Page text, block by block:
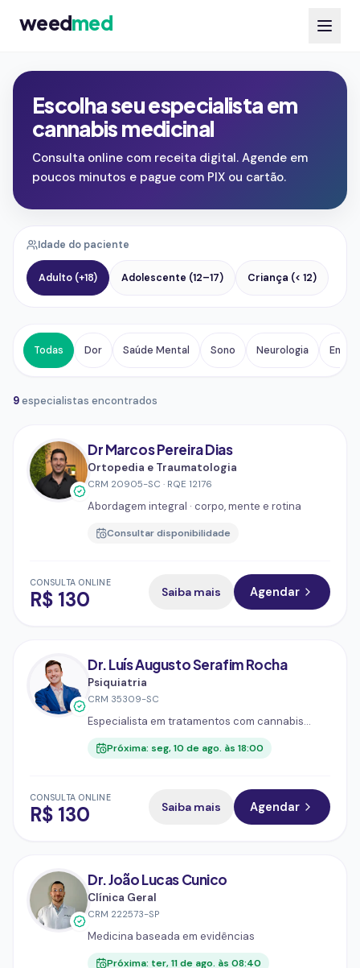
weedmed
Escolha seu especialista em
cannabis medicinal
Consulta online com receita digital. Agende em
poucos minutos e pague com PIX ou cartão.
Idade do paciente
Adulto (+18) Adolescente (12–17) Criança (< 12)
Todas Dor Saúde Mental Sono Neurologia
9especialistas encontrados
Dr Marcos Pereira Dias
Ortopedia e Traumatologia
CRM 20905-SC · RQE 12176
Abordagem integral · corpo, mente e rotina
Consultar disponibilidade
CONSULTA ONLINE
R$ 130 Saiba mais Agendar
Dr. Luís Augusto Serafim Rocha
Psiquiatria
CRM 35309-SC
Especialista em tratamentos com cannabis
medicinal
Próxima: seg, 10 de ago. às 18:00
CONSULTA ONLINE
R$ 130 Saiba mais Agendar
Dr. João Lucas Cunico
Clínica Geral
CRM 222573-SP
Medicina baseada em evidências
Próxima: ter, 11 de ago. às 08:40